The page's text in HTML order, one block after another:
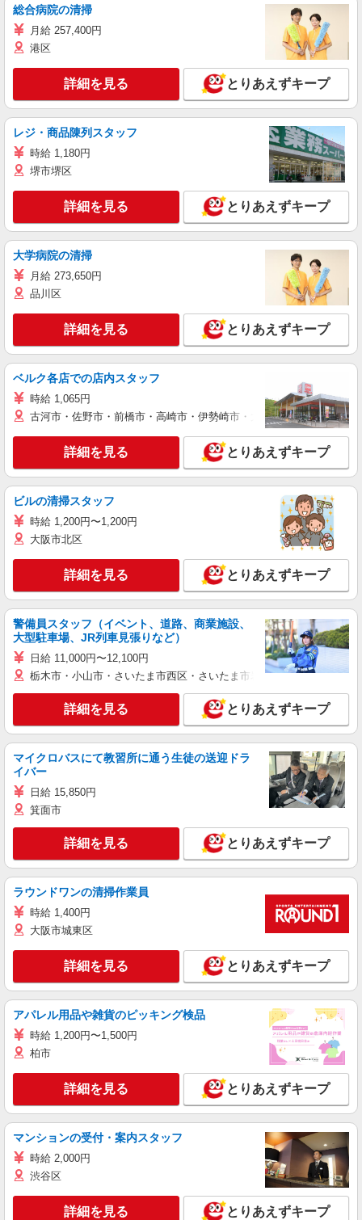
総合病院の清掃
月給 257,400円
港区
詳細を見る とりあえずキープ
レジ・商品陳列スタッフ
時給 1,180円
堺市堺区
詳細を見る とりあえずキープ
大学病院の清掃
月給 273,650円
品川区
詳細を見る とりあえずキープ
ベルク各店での店内スタッフ
時給 1,065円
古河市・佐野市・前橋市・高崎市・伊勢崎市・太田市・館林市・藤
詳細を見る とりあえずキープ
ビルの清掃スタッフ
時給 1,200円〜1,200円
大阪市北区
詳細を見る とりあえずキープ
警備員スタッフ（イベント、道路、商業施設、
大型駐車場、JR列車見張りなど）
日給 11,000円〜12,100円
栃木市・小山市・さいたま市西区・さいたま市岩槻区・久喜市・蓮田
詳細を見る とりあえずキープ
マイクロバスにて教習所に通う生徒の送迎ドラ
イバー
日給 15,850円
箕面市
詳細を見る とりあえずキープ
ラウンドワンの清掃作業員
時給 1,400円
大阪市城東区
詳細を見る とりあえずキープ
アパレル用品や雑貨のピッキング検品
時給 1,200円〜1,500円
柏市
詳細を見る とりあえずキープ
マンションの受付・案内スタッフ
時給 2,000円
渋谷区
詳細を見る とりあえずキープ